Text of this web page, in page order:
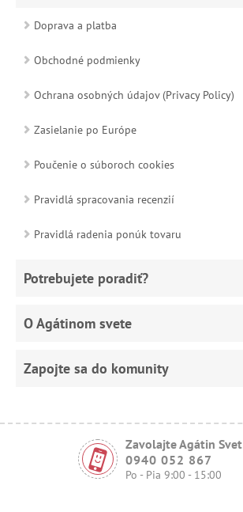
Doprava a platba
Obchodné podmienky
Ochrana osobných údajov (Privacy Policy)
Zasielanie po Európe
Poučenie o súboroch cookies
Pravidlá spracovania recenzií
Pravidlá radenia ponúk tovaru
Potrebujete poradiť?
O Agátinom svete
Zapojte sa do komunity
Zavolajte Agátin Svet
0940 052 867
Po - Pia 9:00 - 15:00